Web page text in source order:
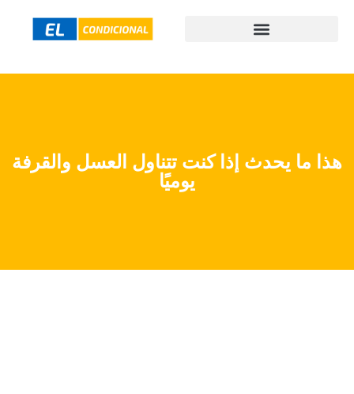
هذا ما يحدث إذا كنت تتناول العسل والقرفة
يوميًا